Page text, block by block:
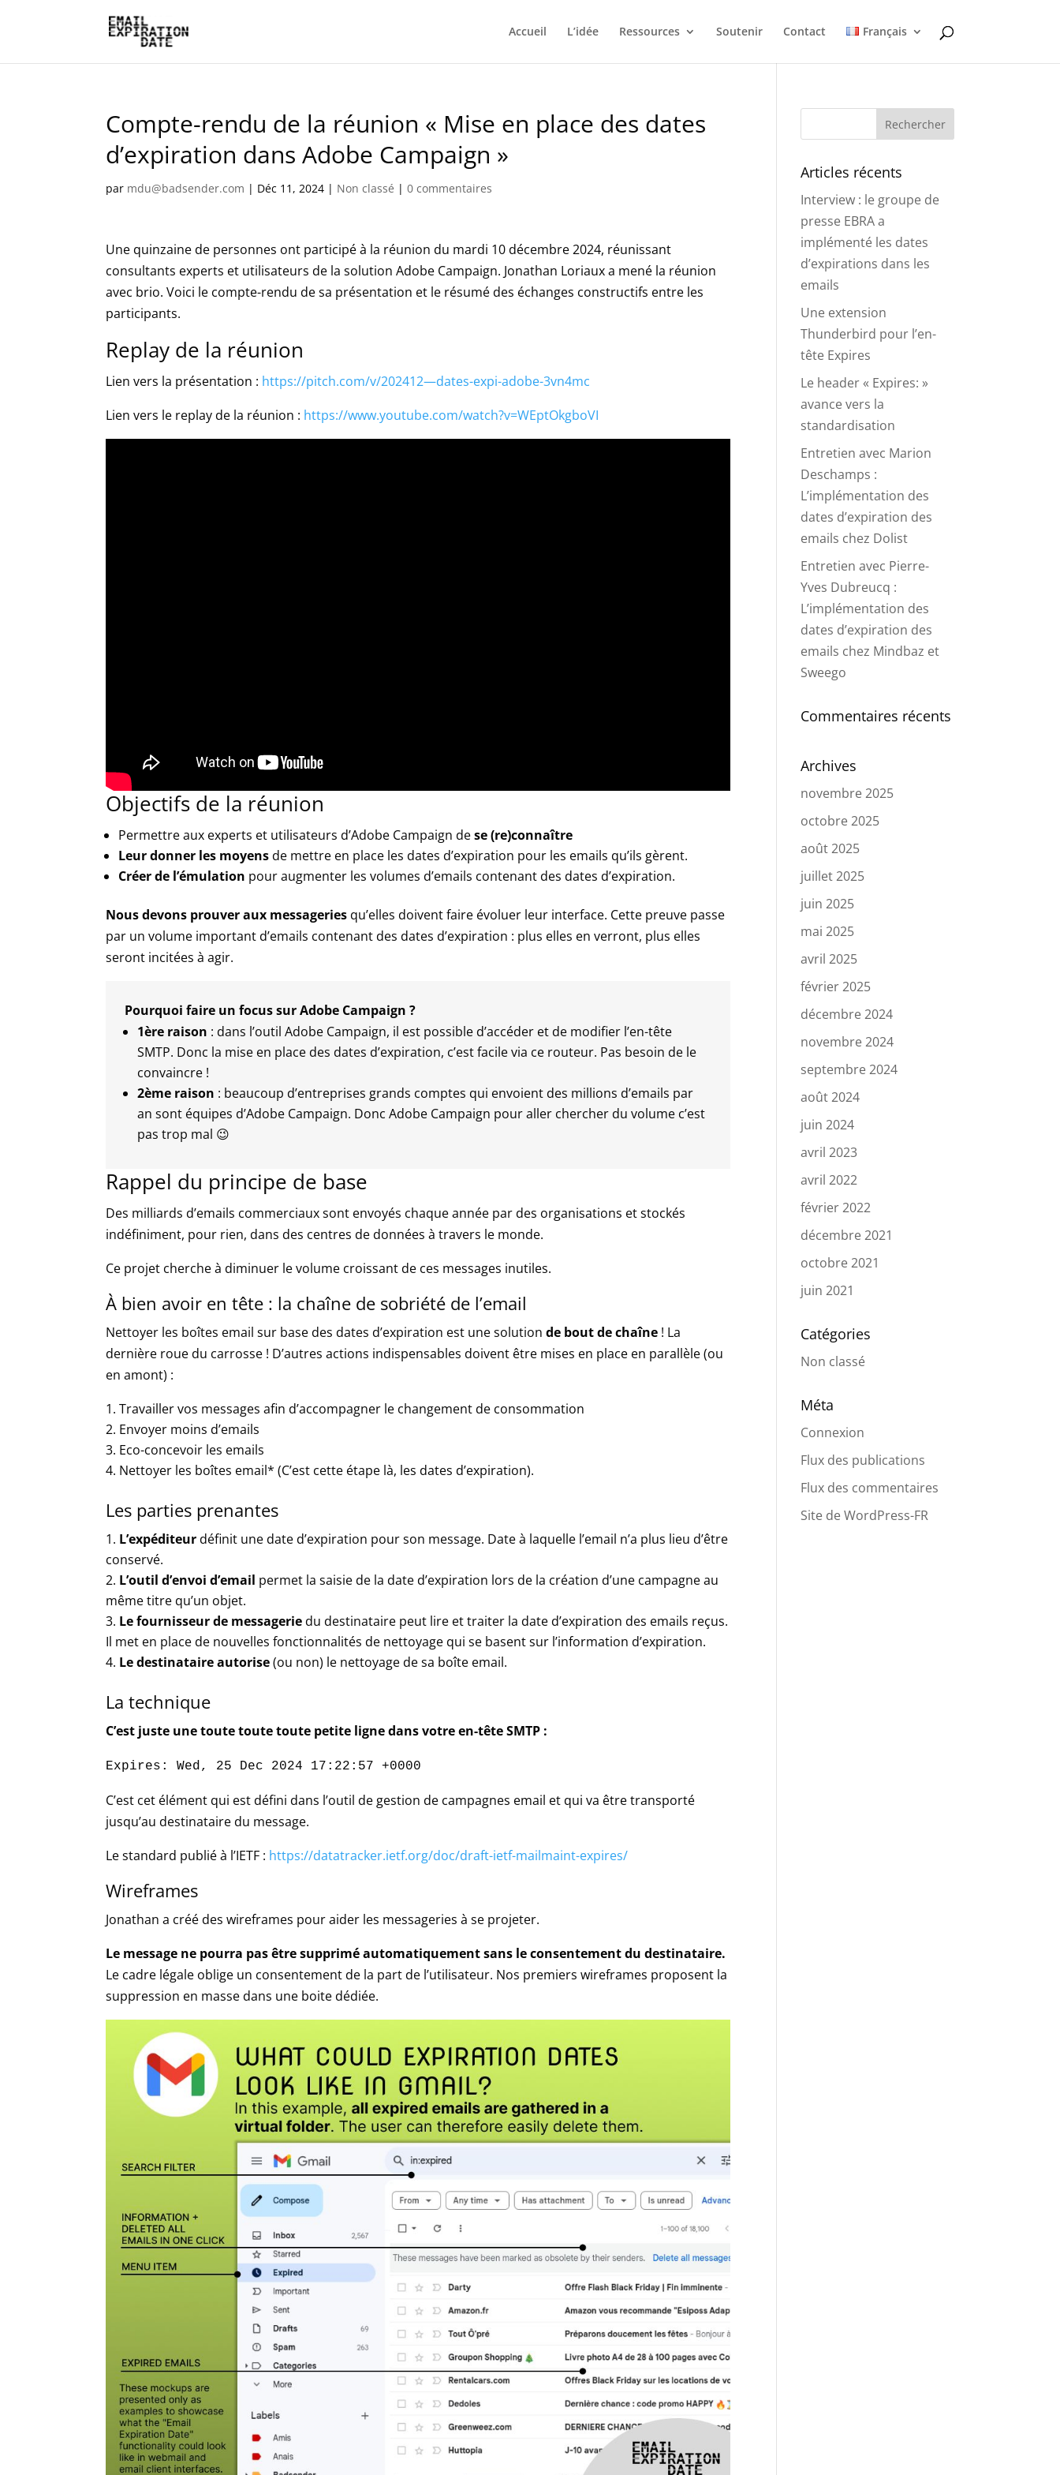
Accueil L’idée Ressources Soutenir Contact Français
Compte-rendu de la réunion « Mise en place des dates
d’expiration dans Adobe Campaign »
par mdu@badsender.com | Déc 11, 2024 | Non classé |0 commentaires
Une quinzaine de personnes ont participé à la réunion du mardi 10 décembre 2024, réunissant
consultants experts et utilisateurs de la solution Adobe Campaign. Jonathan Loriaux a mené la réunion
avec brio. Voici le compte-rendu de sa présentation et le résumé des échanges constructifs entre les
participants.
Replay de la réunion
Lien vers la présentation : https://pitch.com/v/202412—dates-expi-adobe-3vn4mc
Lien vers le replay de la réunion : https://www.youtube.com/watch?v=WEptOkgboVI
Objectifs de la réunion
Permettre aux experts et utilisateurs d’Adobe Campaign dese (re)connaître
Leur donner les moyensde mettre en place les dates d’expiration pour les emails qu’ils gèrent.
Créer de l’émulation pour augmenter les volumes d’emails contenant des dates d’expiration.
Nous devons prouver aux messageries qu’elles doivent faire évoluer leur interface. Cette preuve passe
par un volume important d’emails contenant des dates d’expiration : plus elles en verront, plus elles
seront incitées à agir.
Pourquoi faire un focus sur Adobe Campaign ?
1ère raison : dans l’outil Adobe Campaign, il est possible d’accéder et de modifier l’en-tête
SMTP. Donc la mise en place des dates d’expiration, c’est facile via ce routeur. Pas besoin de le
convaincre !
2ème raison : beaucoup d’entreprises grands comptes qui envoient des millions d’emails par
an sont équipes d’Adobe Campaign. Donc Adobe Campaign pour aller chercher du volume c’est
pas trop mal 😉
Rappel du principe de base
Des milliards d’emails commerciaux sont envoyés chaque année par des organisations et stockés
indéfiniment, pour rien, dans des centres de données à travers le monde.
Ce projet cherche à diminuer le volume croissant de ces messages inutiles.
À bien avoir en tête : la chaîne de sobriété de l’email
Nettoyer les boîtes email sur base des dates d’expiration est une solutionde bout de chaîne ! La
dernière roue du carrosse ! D’autres actions indispensables doivent être mises en place en parallèle (ou
en amont) :
Travailler vos messages afin d’accompagner le changement de consommation
Envoyer moins d’emails
Eco-concevoir les emails
Nettoyer les boîtes email* (C’est cette étape là, les dates d’expiration).
Les parties prenantes
L’expéditeurdéfinit une date d’expiration pour son message. Date à laquelle l’email n’a plus lieu d’être
conservé.
L’outil d’envoi d’email permet la saisie de la date d’expiration lors de la création d’une campagne au
même titre qu’un objet.
Le fournisseur de messageriedu destinataire peut lire et traiter la date d’expiration des emails reçus.
Il met en place de nouvelles fonctionnalités de nettoyage qui se basent sur l’information d’expiration.
Le destinataire autorise(ou non) le nettoyage de sa boîte email.
La technique
C’est juste une toute toute toute petite ligne dans votre en-tête SMTP :
Expires: Wed, 25 Dec 2024 17:22:57 +0000
C’est cet élément qui est défini dans l’outil de gestion de campagnes email et qui va être transporté
jusqu’au destinataire du message.
Le standard publié à l’IETF : https://datatracker.ietf.org/doc/draft-ietf-mailmaint-expires/
Wireframes
Jonathan a créé des wireframes pour aider les messageries à se projeter.
Le message ne pourra pas être supprimé automatiquement sans le consentement du destinataire.
Le cadre légale oblige un consentement de la part de l’utilisateur. Nos premiers wireframes proposent la
suppression en masse dans une boite dédiée.
Articles récents
Interview : le groupe de
presse EBRA a
implémenté les dates
d’expirations dans les
emails
Une extension
Thunderbird pour l’en-
tête Expires
Le header « Expires: »
avance vers la
standardisation
Entretien avec Marion
Deschamps :
L’implémentation des
dates d’expiration des
emails chez Dolist
Entretien avec Pierre-
Yves Dubreucq :
L’implémentation des
dates d’expiration des
emails chez Mindbaz et
Sweego
Commentaires récents
Archives
novembre 2025
octobre 2025
août 2025
juillet 2025
juin 2025
mai 2025
avril 2025
février 2025
décembre 2024
novembre 2024
septembre 2024
août 2024
juin 2024
avril 2023
avril 2022
février 2022
décembre 2021
octobre 2021
juin 2021
Catégories
Non classé
Méta
Connexion
Flux des publications
Flux des commentaires
Site de WordPress-FR